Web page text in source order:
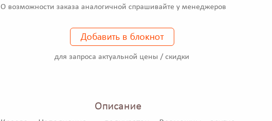
О возможности заказа аналогичной спрашивайте у менеджеров
Добавить в блокнот
для запроса актуальной цены / скидки
Описание